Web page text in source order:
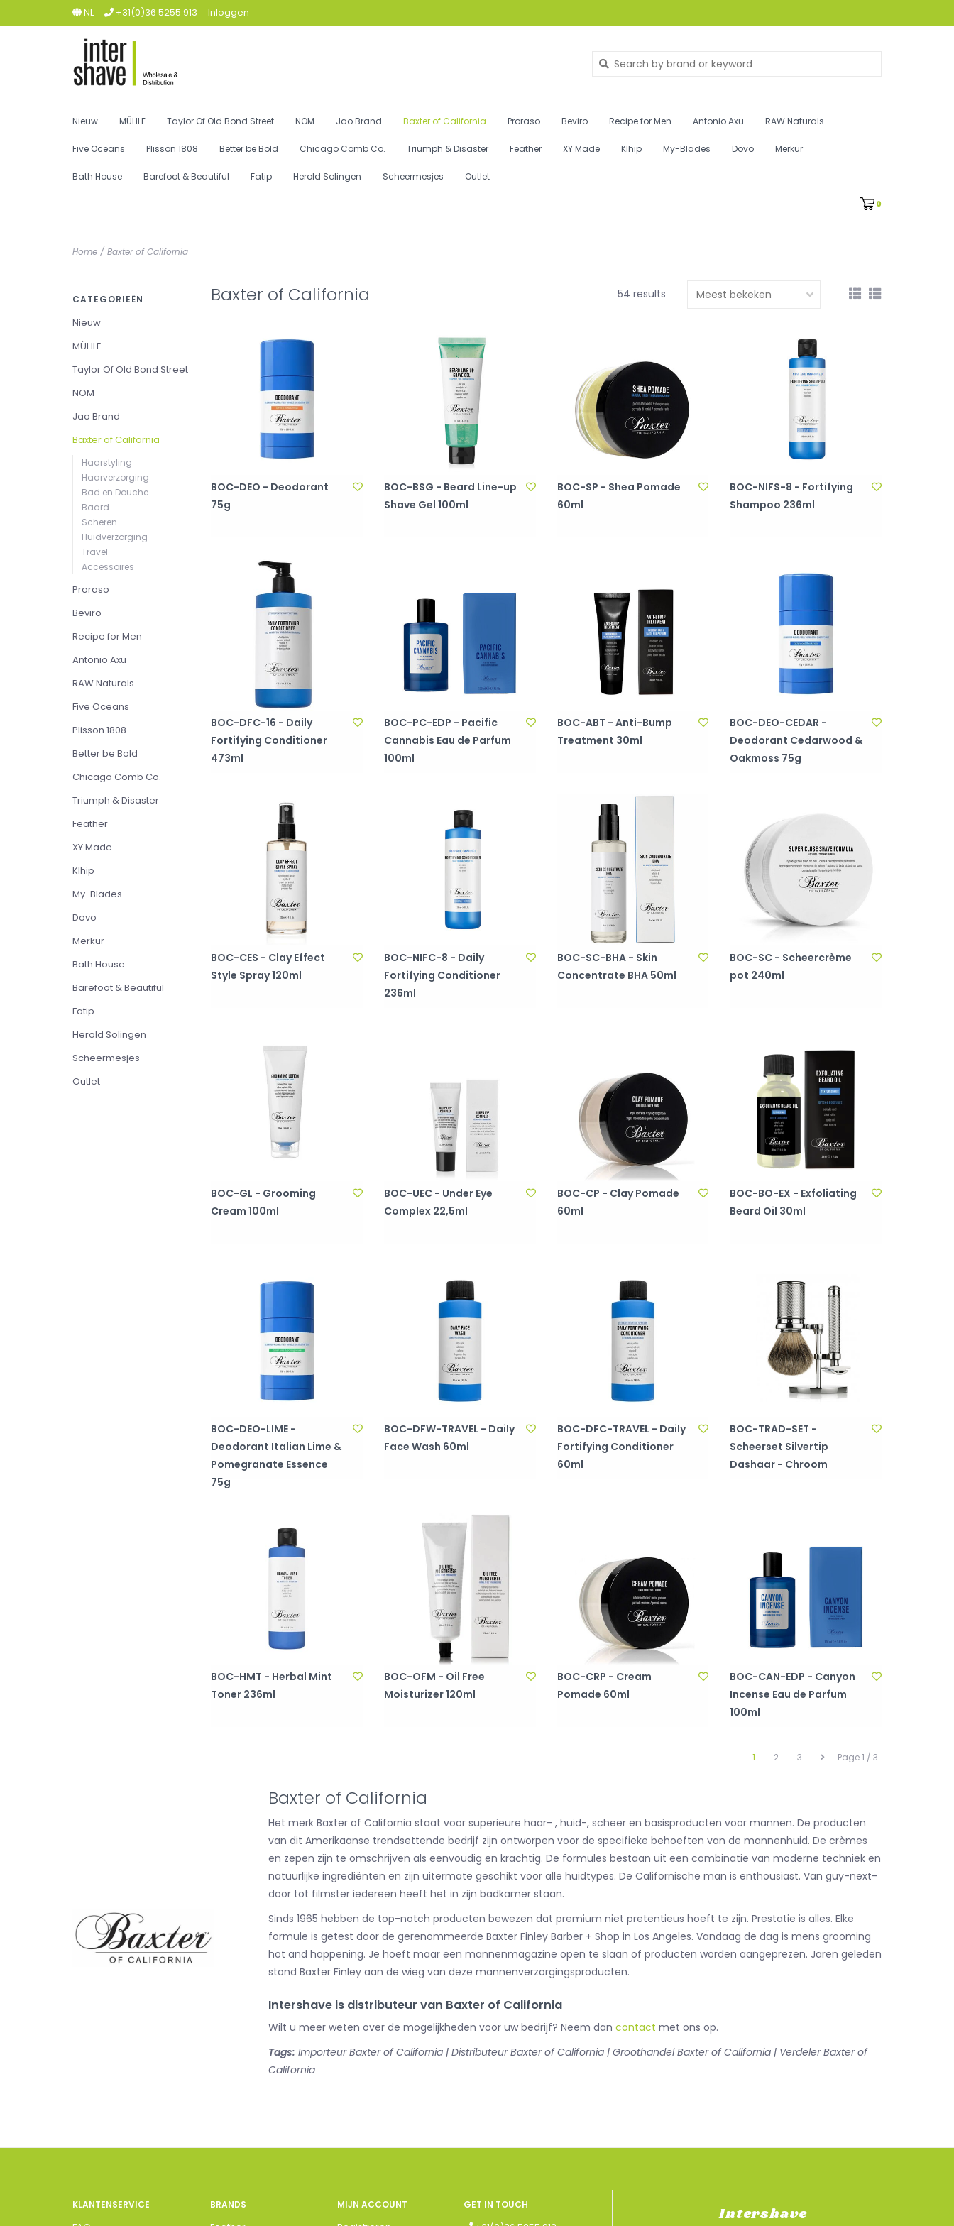
NL +31(0)36 5255 913 Inloggen
Nieuw MÜHLE Taylor Of Old Bond Street NOM Jao Brand Baxter of California Proraso Beviro Recipe for Men Antonio Axu RAW Naturals
Five Oceans Plisson 1808 Better be Bold Chicago Comb Co. Triumph & Disaster Feather XY Made Klhip My-Blades Dovo Merkur
Bath House Barefoot & Beautiful Fatip Herold Solingen Scheermesjes Outlet
0
Home / Baxter of California
CATEGORIEËN
Nieuw
MÜHLE
Taylor Of Old Bond Street
NOM
Jao Brand
Baxter of California
Haarstyling
Haarverzorging
Bad en Douche
Baard
Scheren
Huidverzorging
Travel
Accessoires
Proraso
Beviro
Recipe for Men
Antonio Axu
RAW Naturals
Five Oceans
Plisson 1808
Better be Bold
Chicago Comb Co.
Triumph & Disaster
Feather
XY Made
Klhip
My-Blades
Dovo
Merkur
Bath House
Barefoot & Beautiful
Fatip
Herold Solingen
Scheermesjes
Outlet
Baxter of California 54 results
BOC-DEO - Deodorant
75g
BOC-BSG - Beard Line-up
Shave Gel 100ml
BOC-SP - Shea Pomade
60ml
BOC-NIFS-8 - Fortifying
Shampoo 236ml
BOC-DFC-16 - Daily
Fortifying Conditioner
473ml
BOC-PC-EDP - Pacific
Cannabis Eau de Parfum
100ml
BOC-ABT - Anti-Bump
Treatment 30ml
BOC-DEO-CEDAR -
Deodorant Cedarwood &
Oakmoss 75g
BOC-CES - Clay Effect
Style Spray 120ml
BOC-NIFC-8 - Daily
Fortifying Conditioner
236ml
BOC-SC-BHA - Skin
Concentrate BHA 50ml
BOC-SC - Scheercrème
pot 240ml
BOC-GL - Grooming
Cream 100ml
BOC-UEC - Under Eye
Complex 22,5ml
BOC-CP - Clay Pomade
60ml
BOC-BO-EX - Exfoliating
Beard Oil 30ml
BOC-DEO-LIME -
Deodorant Italian Lime &
Pomegranate Essence
75g
BOC-DFW-TRAVEL - Daily
Face Wash 60ml
BOC-DFC-TRAVEL - Daily
Fortifying Conditioner
60ml
BOC-TRAD-SET -
Scheerset Silvertip
Dashaar - Chroom
BOC-HMT - Herbal Mint
Toner 236ml
BOC-OFM - Oil Free
Moisturizer 120ml
BOC-CRP - Cream
Pomade 60ml
BOC-CAN-EDP - Canyon
Incense Eau de Parfum
100ml
Page 1 / 3
1 2 3
Baxter of California
Het merk Baxter of California staat voor superieure haar- , huid-, scheer en basisproducten voor mannen. De producten
van dit Amerikaanse trendsettende bedrijf zijn ontworpen voor de specifieke behoeften van de mannenhuid. De crèmes
en zepen zijn te omschrijven als eenvoudig en krachtig. De formules bestaan uit een combinatie van moderne techniek en
natuurlijke ingrediënten en zijn uitermate geschikt voor alle huidtypes. De Californische man is enthousiast. Van guy-next-
door tot filmster iedereen heeft het in zijn badkamer staan.
Sinds 1965 hebben de top-notch producten bewezen dat premium niet pretentieus hoeft te zijn. Prestatie is alles. Elke
formule is getest door de gerenommeerde Baxter Finley Barber + Shop in Los Angeles. Vandaag de dag is mens grooming
hot and happening. Je hoeft maar een mannenmagazine open te slaan of producten worden aangeprezen. Jaren geleden
stond Baxter Finley aan de wieg van deze mannenverzorgingsproducten.
Intershave is distributeur van Baxter of California
Wilt u meer weten over de mogelijkheden voor uw bedrijf? Neem dan contact met ons op.
Tags: Importeur Baxter of California | Distributeur Baxter of California | Groothandel Baxter of California | Verdeler Baxter of
California
KLANTENSERVICE BRANDS MIJN ACCOUNT GET IN TOUCH
Intershave